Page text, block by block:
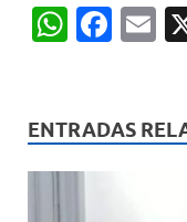
W
s
A
F
b
E
ENTRADAS